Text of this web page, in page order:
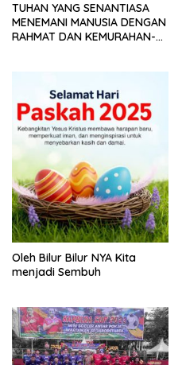
TUHAN YANG SENANTIASA
MENEMANI MANUSIA DENGAN
RAHMAT DAN KEMURAHAN-
Oleh Bilur Bilur NYA Kita
menjadi Sembuh